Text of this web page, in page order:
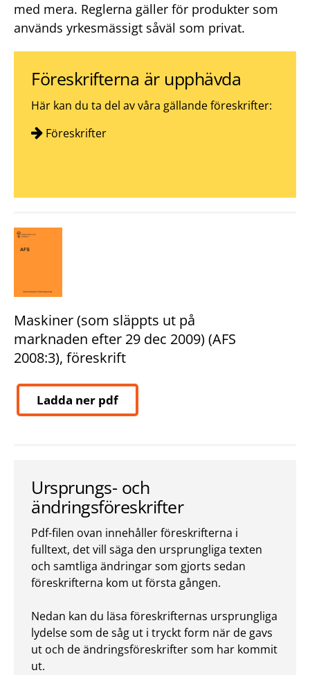
med mera. Reglerna gäller för produkter som
används yrkesmässigt såväl som privat.
Föreskrifterna är upphävda
Här kan du ta del av våra gällande föreskrifter:
Föreskrifter
Maskiner (som släppts ut på
marknaden efter 29 dec 2009) (AFS
2008:3), föreskrift
Ladda ner pdf
Ursprungs- och
ändringsföreskrifter
Pdf-filen ovan innehåller föreskrifterna i
fulltext, det vill säga den ursprungliga texten
och samtliga ändringar som gjorts sedan
föreskrifterna kom ut första gången.
Nedan kan du läsa föreskrifternas ursprungliga
lydelse som de såg ut i tryckt form när de gavs
ut och de ändringsföreskrifter som har kommit
ut.